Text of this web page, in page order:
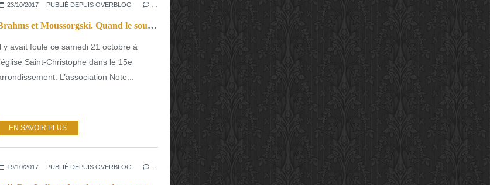
23/10/2017 PUBLIÉ DEPUIS OVERBLOG
Brahms et Moussorgski. Quand le soutien à l’aide humanitaire prend la dimension d’un concert magistral
y avait foule ce samedi 21 octobre à
Saint-Christophe dans le 15e
L’association Note...
EN SAVOIR PLUS
19/10/2017 PUBLIÉ DEPUIS OVERBLOG